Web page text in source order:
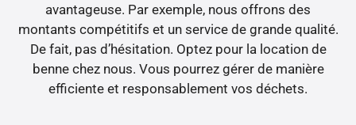
avantageuse. Par exemple, nous offrons des
montants compétitifs et un service de grande qualité.
De fait, pas d’hésitation. Optez pour la location de
benne chez nous. Vous pourrez gérer de manière
efficiente et responsablement vos déchets.